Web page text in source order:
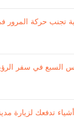
تجنب حركة المرور
السبع في سفر
10 أشياء تدفعك لزيارة